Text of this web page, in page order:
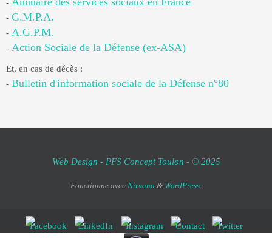
-
- G.M.P.A.
- A.G.P.M.
- Action Sociale de la Défense (ex-ASA)
Et, en cas de décès :
- Bulletin d'information sociale de la Défense n°80
Web Design - PFS Concept Toulon - © 2025
Fonctionne avec Nirvana & WordPress.